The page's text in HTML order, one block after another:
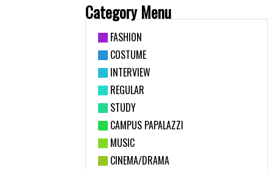
Category Menu
FASHION
COSTUME
INTERVIEW
REGULAR
STUDY
CAMPUS PAPALAZZI
MUSIC
CINEMA/DRAMA